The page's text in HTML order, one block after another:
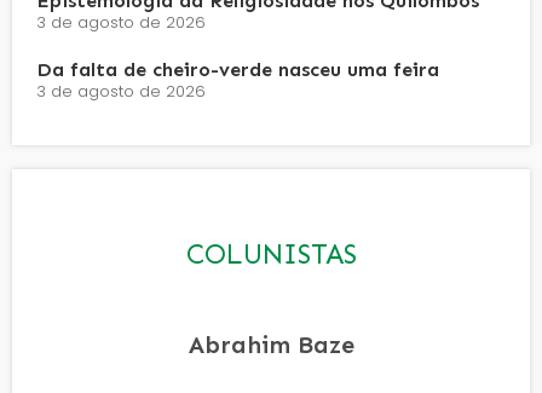
3 de agosto de 2026
Da falta de cheiro-verde nasceu uma feira
3 de agosto de 2026
COLUNISTAS
Abrahim Baze